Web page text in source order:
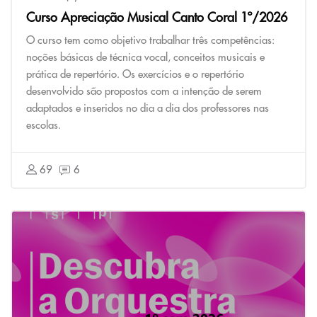
Curso Apreciação Musical Canto Coral 1º/2026
O curso tem como objetivo trabalhar três competências:
noções básicas de técnica vocal, conceitos musicais e
prática de repertório. Os exercícios e o repertório
desenvolvido são propostos com a intenção de serem
adaptados e inseridos no dia a dia dos professores nas
escolas.
69 6